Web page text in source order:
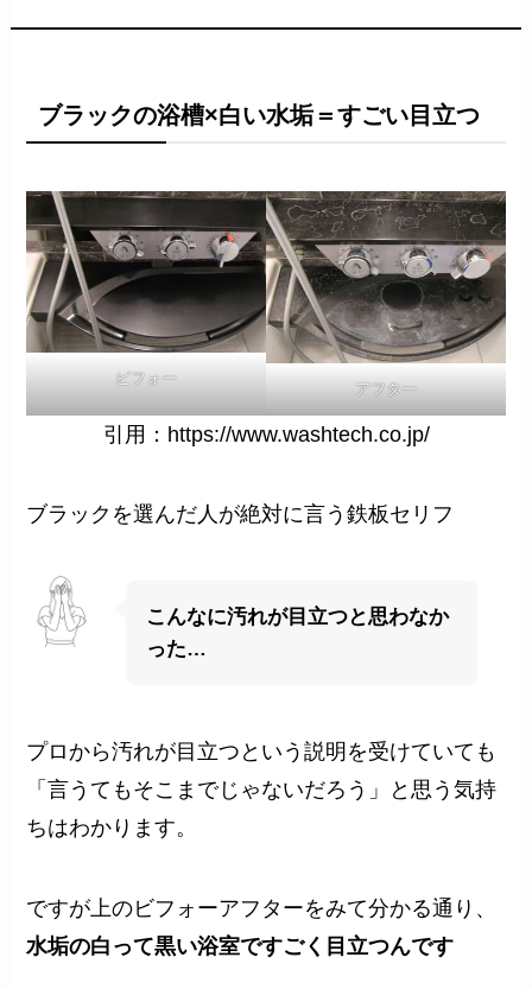
ブラックの浴槽×白い水垢＝すごい目立つ
ビフォー
アフター
引用：https://www.washtech.co.jp/
ブラックを選んだ人が絶対に言う鉄板セリフ
こんなに汚れが目立つと思わなか
った…
プロから汚れが目立つという説明を受けていても
「言うてもそこまでじゃないだろう」と思う気持
ちはわかります。
ですが上のビフォーアフターをみて分かる通り、
水垢の白って黒い浴室ですごく目立つんです